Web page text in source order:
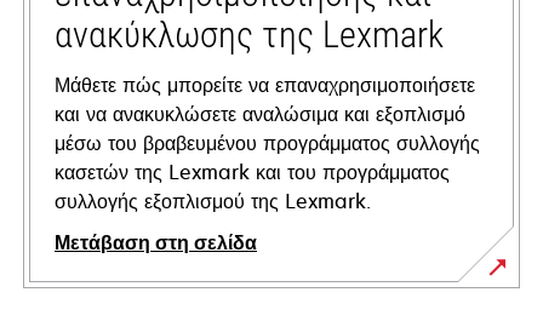
ανακύκλωσης της Lexmark
Μάθετε πώς μπορείτε να επαναχρησιμοποιήσετε
και να ανακυκλώσετε αναλώσιμα και εξοπλισμό
μέσω του βραβευμένου προγράμματος συλλογής
κασετών της Lexmark και του προγράμματος
συλλογής εξοπλισμού της Lexmark.
Μετάβαση στη σελίδα